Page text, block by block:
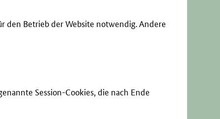
den Betrieb der Website notwendig. Andere
Session-Cookies, die nach Ende